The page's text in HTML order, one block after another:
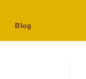
Blog